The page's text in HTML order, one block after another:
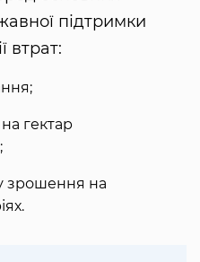
підтримки
втрат:
гектар
зрошення на